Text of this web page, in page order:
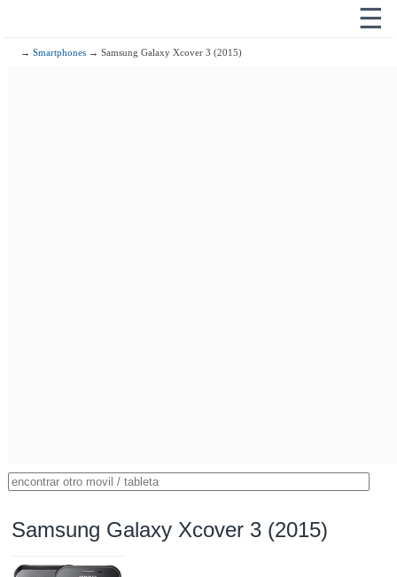
☰
→Smartphones → Samsung Galaxy Xcover 3 (2015)
Samsung Galaxy Xcover 3 (2015)